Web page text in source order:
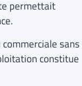
permettait
sans
constitue